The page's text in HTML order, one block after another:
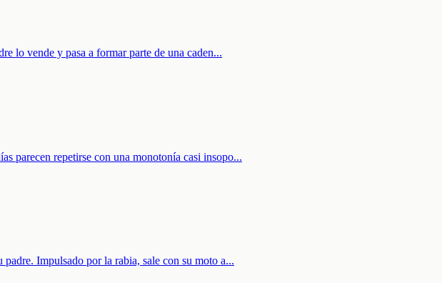
lo vende y pasa a formar parte de una caden...
parecen repetirse con una monotonía casi insopo...
Impulsado por la rabia, sale con su moto a...